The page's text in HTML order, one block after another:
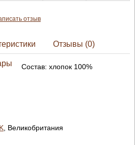
отзыв
Отзывы (0)
Состав: хлопок 100%
, Великобритания